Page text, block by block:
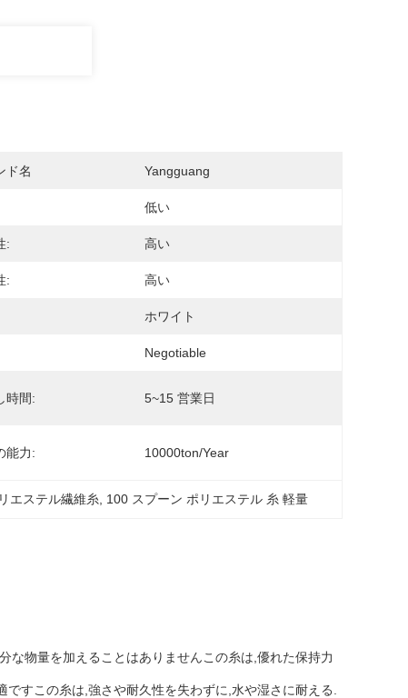
ド名 Yangguang
低い
: 高い
: 高い
ホワイト
Negotiable
時間: 5~15 営業日
能力: 10000ton/year
エステル繊維糸 100 スプーン ポリエステル 糸 軽量
な物量を加えることはありませんこの糸は,優れた保持力
すこの糸は,強さや耐久性を失わずに,水や湿さに耐える.